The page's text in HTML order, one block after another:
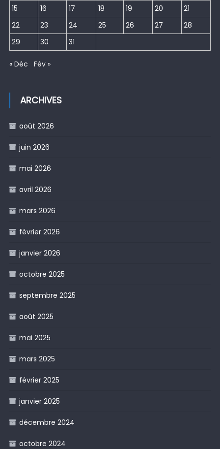
15 16 17 18 19 20
21
22
23 24 25 26 27
28
29
30 31
« Déc Fév »
ARCHIVES
août 2026
juin 2026
mai 2026
avril 2026
mars 2026
février 2026
janvier 2026
octobre 2025
septembre 2025
août 2025
mai 2025
mars 2025
février 2025
janvier 2025
décembre 2024
octobre 2024